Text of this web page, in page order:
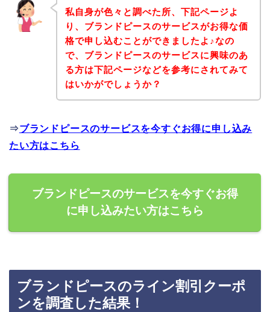
私自身が色々と調べた所、下記ページよ
り、ブランドピースのサービスがお得な価
格で申し込むことができましたよ♪なの
で、ブランドピースのサービスに興味のあ
る方は下記ページなどを参考にされてみて
はいかがでしょうか？
⇒ブランドピースのサービスを今すぐお得に申し込み
たい方はこちら
ブランドピースのサービスを今すぐお得
に申し込みたい方はこちら
ブランドピースのライン割引クーポ
ンを調査した結果！